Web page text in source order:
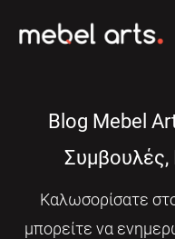
Blog Mebel
Συμβουλές,
Καλωσορίσατε
μπορείτε να